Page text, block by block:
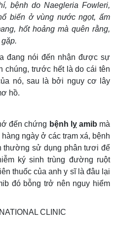
bệnh do Naegleria Fowleri,
biến ở vùng nước ngọt, ấm
hốt hoảng mà quên rằng,
đang nói đến nhận được sự
chúng, trước hết là do cái tên
nó, sau là bởi nguy cơ lây
hồ.
đến chứng bệnh lỵ amib mà
ngày ở các trạm xá, bệnh
thường sử dụng phân tươi để
ký sinh trùng đường ruột
thuốc của anh y sĩ là đâu lại
đó bỗng trở nên nguy hiểm